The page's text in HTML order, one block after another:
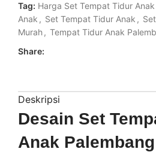
Tag: Harga Set Tempat Tidur Anak
Anak , Set Tempat Tidur Anak ,
Murah, Tempat Tidur Anak
Share:
Deskripsi
Desain Set
Anak Palembang